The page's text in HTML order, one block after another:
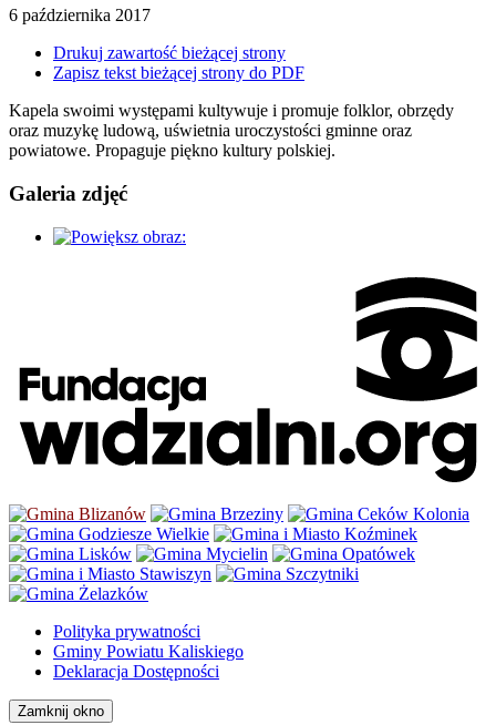
6 października 2017
Drukuj zawartość bieżącej strony
Zapisz tekst bieżącej strony do PDF
Kapela swoimi występami kultywuje i promuje folklor, obrzędy
oraz muzykę ludową, uświetnia uroczystości gminne oraz
powiatowe. Propaguje piękno kultury polskiej.
Galeria zdjęć
Polityka prywatności
Gminy Powiatu Kaliskiego
Deklaracja Dostępności
Zamknij okno